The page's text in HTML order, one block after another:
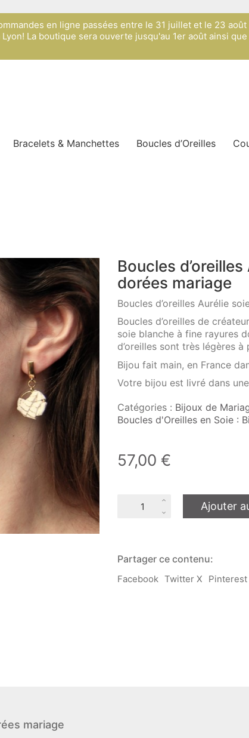
en ligne passées entre le 31 juillet et le 23
La boutique sera ouverte jusqu'au 1er août ainsi
Bracelets & Manchettes Boucles d’Oreilles
Boucles
dorées mariage
Boucles d’oreilles Aurélie
Boucles d’oreilles de
soie blanche à fine rayures
d’oreilles sont très légères à
Bijou fait main, en France
Votre bijou est livré dans
Catégories : Bijoux de
Boucles d'Oreilles en Soie :
57,00 €
soie
blanche
rayures
Ajouter
Partager ce contenu:
Facebook Twitter X Pinterest
mariage